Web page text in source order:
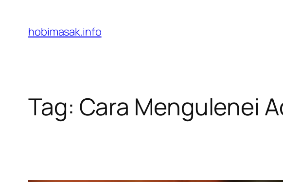
content
hobimasak.info
Tag: Cara Mengulenei